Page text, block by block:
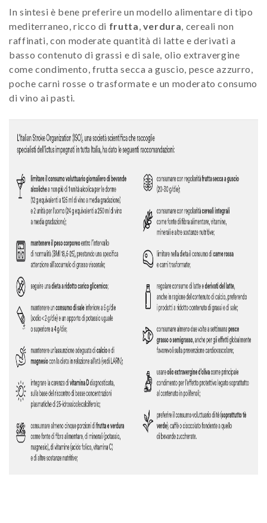
In sintesi è bene preferire un modello alimentare di tipo
mediterraneo, ricco di frutta, verdura, cereali non
raffinati, con moderate quantità di latte e derivati a
basso contenuto di grassi e di sale, olio extravergine
come condimento, frutta secca a guscio, pesce azzurro,
poche carni rosse o trasformate e un moderato consumo
di vino ai pasti.